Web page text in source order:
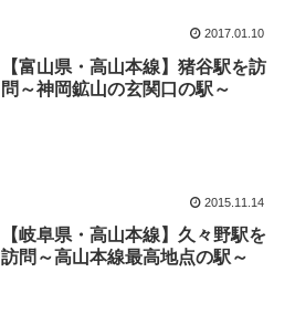
2017.01.10
【富山県・高山本線】猪谷駅を訪
問～神岡鉱山の玄関口の駅～
2015.11.14
【岐阜県・高山本線】久々野駅を
訪問～高山本線最高地点の駅～